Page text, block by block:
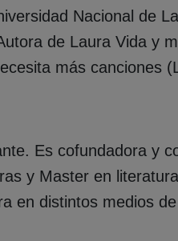
Nacional de
de Laura Vida y
más canciones
Es cofundadora y
y Master en
en distintos medios